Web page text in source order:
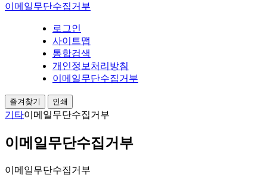
이메일무단수집거부
로그인
사이트맵
통합검색
개인정보처리방침
이메일무단수집거부
즐겨찾기 인쇄
기타이메일무단수집거부
이메일무단수집거부
이메일무단수집거부